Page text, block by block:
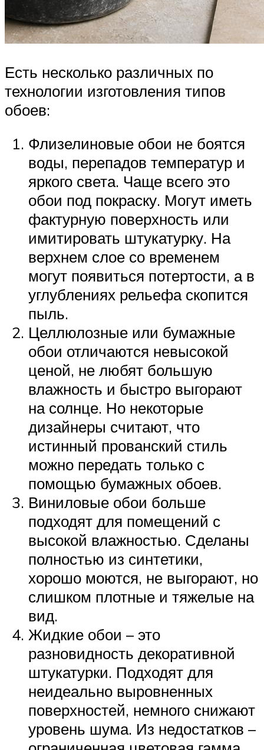
Есть несколько различных по
технологии изготовления типов
обоев:
Флизелиновые обои не боятся
воды, перепадов температур и
яркого света. Чаще всего это
обои под покраску. Могут иметь
фактурную поверхность или
имитировать штукатурку. На
верхнем слое со временем
могут появиться потертости, а в
углублениях рельефа скопится
пыль.
Целлюлозные или бумажные
обои отличаются невысокой
ценой, не любят большую
влажность и быстро выгорают
на солнце. Но некоторые
дизайнеры считают, что
истинный прованский стиль
можно передать только с
помощью бумажных обоев.
Виниловые обои больше
подходят для помещений с
высокой влажностью. Сделаны
полностью из синтетики,
хорошо моются, не выгорают, но
слишком плотные и тяжелые на
вид.
Жидкие обои – это
разновидность декоративной
штукатурки. Подходят для
неидеально выровненных
поверхностей, немного снижают
уровень шума. Из недостатков –